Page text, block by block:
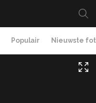
Populair Nieuwste